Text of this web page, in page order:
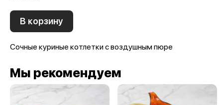
В корзину
Сочные куриные котлетки с воздушным пюре
Мы рекомендуем